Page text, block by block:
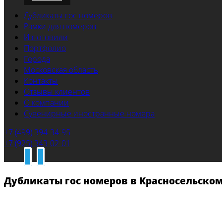
Дубликаты гос номеров
Рамки для номеров
Изготовили
Портфолио
Города
Московская область
Контакты
Отзывы клиентов
О компании
Сувенирные иностранные номера
+7 (499) 394-34-95
+7 (925) 343-02-01
Дубликаты гос номеров в